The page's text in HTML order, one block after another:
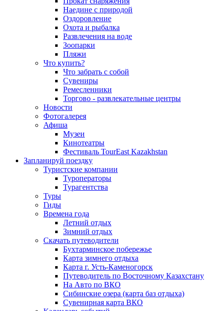
Наедине с природой
Оздоровление
Охота и рыбалка
Развлечения на воде
Зоопарки
Пляжи
Что купить?
Что забрать с собой
Сувениры
Ремесленники
Торгово - развлекательные центры
Новости
Фотогалерея
Афиша
Музеи
Кинотеатры
Фестиваль TourEast Kazakhstan
Запланируй поездку
Туристские компании
Туроператоры
Турагентства
Туры
Гиды
Времена года
Летний отдых
Зимний отдых
Скачать путеводители
Бухтарминское побережье
Карта зимнего отдыха
Карта г. Усть-Каменогорск
Путеводитель по Восточному Казахстану
На Авто по ВКО
Сибинские озера (карта баз отдыха)
Сувенирная карта ВКО